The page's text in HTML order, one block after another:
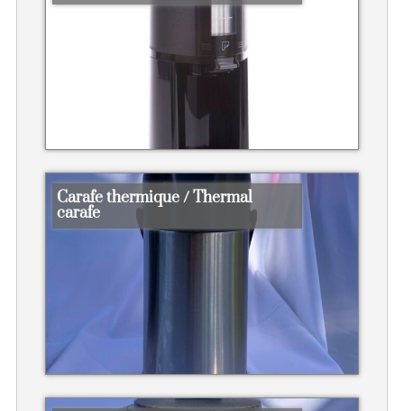
Carafe thermique / Thermal
carafe